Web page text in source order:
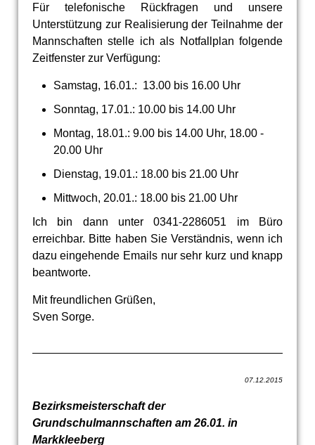
Für telefonische Rückfragen und unsere
Unterstützung zur Realisierung der Teilnahme der
Mannschaften stelle ich als Notfallplan folgende
Zeitfenster zur Verfügung:
Samstag, 16.01.: 13.00 bis 16.00 Uhr
Sonntag, 17.01.: 10.00 bis 14.00 Uhr
Montag, 18.01.: 9.00 bis 14.00 Uhr, 18.00 -
20.00 Uhr
Dienstag, 19.01.: 18.00 bis 21.00 Uhr
Mittwoch, 20.01.: 18.00 bis 21.00 Uhr
Ich bin dann unter 0341-2286051 im Büro
erreichbar. Bitte haben Sie Verständnis, wenn ich
dazu eingehende Emails nur sehr kurz und knapp
beantworte.
Mit freundlichen Grüßen,
Sven Sorge.
07.12.2015
Bezirksmeisterschaft der
Grundschulmannschaften am 26.01. in
Markkleeberg